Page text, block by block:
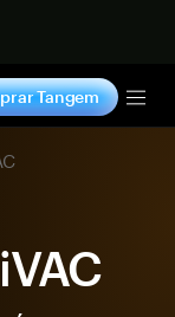
Tangem